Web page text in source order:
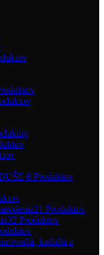
6 Produktov
21 Produktov
32 Produktov
kadidlá a